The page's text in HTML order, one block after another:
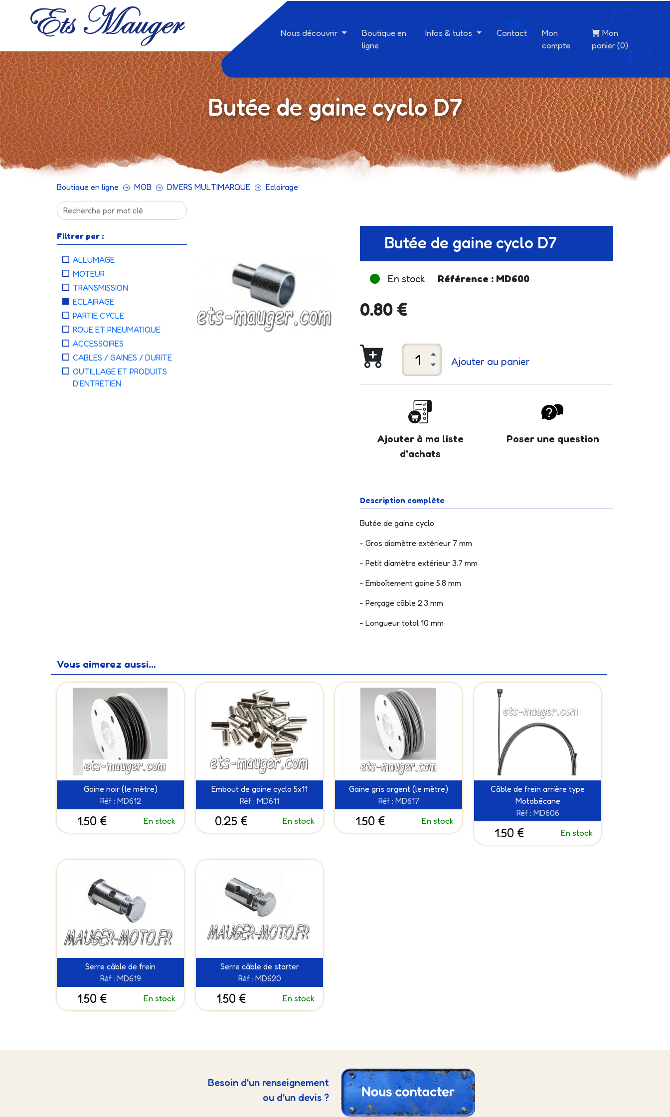
Nous découvrir
Boutique en
ligne
Infos & tutos Contact
Mon
compte
Mon
panier (0)
Butée de gaine cyclo D7
Boutique en ligne MOB DIVERS MULTIMARQUE Eclairage
Filtrer par :
ALLUMAGE
MOTEUR
TRANSMISSION
ECLAIRAGE
PARTIE CYCLE
ROUE ET PNEUMATIQUE
ACCESSOIRES
CABLES / GAINES / DURITE
OUTILLAGE ET PRODUITS
D'ENTRETIEN
Butée de gaine cyclo D7
En stock Référence : MD600
0.80 €
Ajouter au panier
Ajouter à ma liste
d'achats
Poser une question
Description complète
Butée de gaine cyclo
- Gros diamètre extérieur 7 mm
- Petit diamètre extérieur 3.7 mm
- Emboîtement gaine 5.8 mm
- Perçage câble 2.3 mm
- Longueur total 10 mm
Vous aimerez aussi...
Gaine noir (le mètre)
Réf : MD612
1.50 € En stock
Embout de gaine cyclo 5x11
Réf : MD611
0.25 € En stock
Gaine gris argent (le mètre)
Réf : MD617
1.50 € En stock
Câble de frein arrière type
Motobécane
Réf : MD606
1.50 € En stock
Serre câble de frein
Réf : MD619
1.50 € En stock
Serre câble de starter
Réf : MD620
1.50 € En stock
Besoin d'un renseignement
ou d'un devis ?